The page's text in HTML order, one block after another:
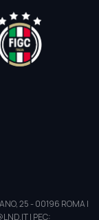
25 - 00196 ROMA |
| PEC: